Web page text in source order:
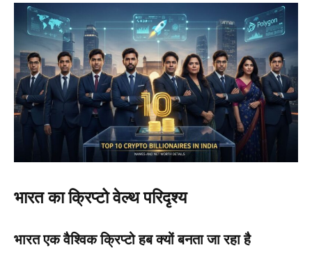
भारत का क्रिप्टो वेल्थ परिदृश्य
भारत एक वैश्विक क्रिप्टो हब क्यों बनता जा रहा है